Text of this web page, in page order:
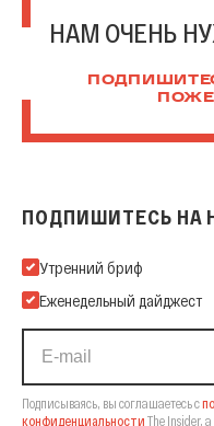
НАМ ОЧЕНЬ
ПОДПИШИТЕСЬ НА
Подпишитесь на нашу
Утренний бриф
Еженедельный дайджест
Подписываясь, вы соглашаетесь с
конфиденциальности The Insider, а